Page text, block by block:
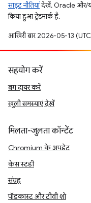
साइट नीतियांदेखें. Oracle और/
किया हुआ ट्रेडमार्क है.
आखिरी बार 2026-05-13
सहयोग करें
बग दायर करें
खुली समस्याएं देखें
मिलता-जुलता कॉन्टेंट
Chromium के अपडेट
केस स्टडी
संग्रह
पॉडकास्ट और टीवी शो